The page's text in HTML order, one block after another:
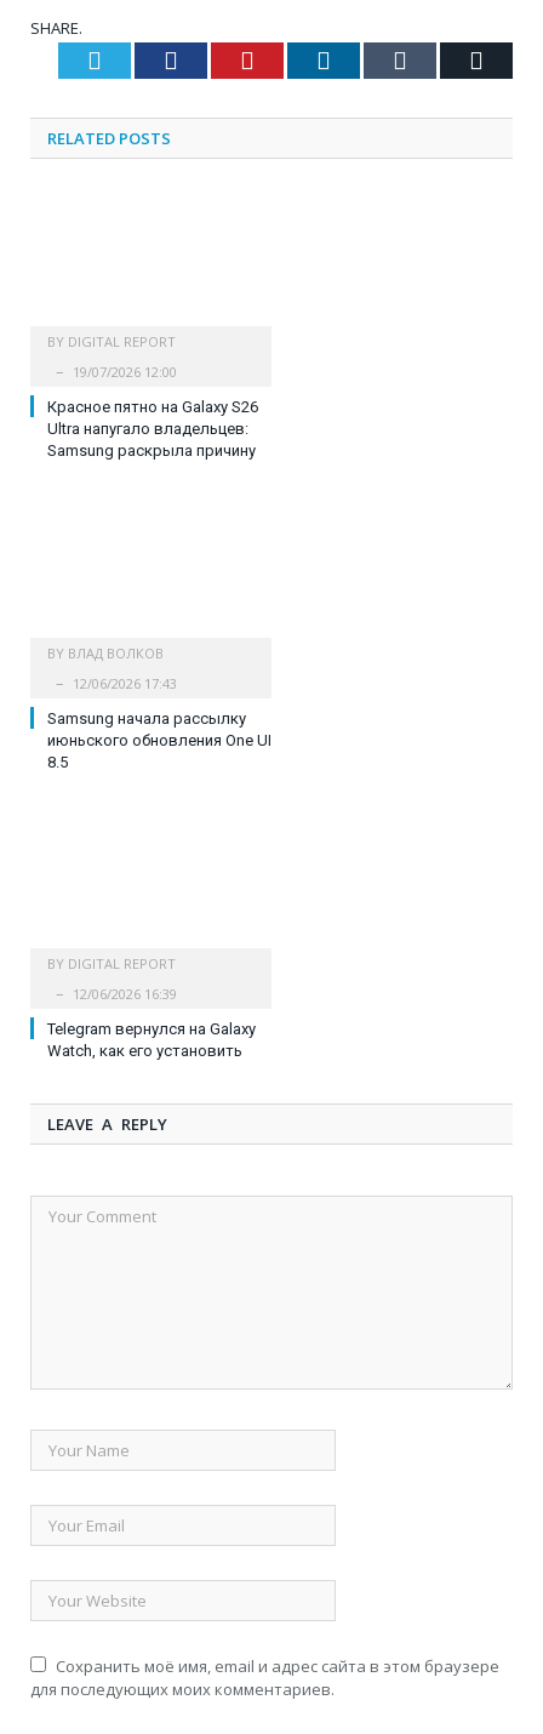
SHARE.
Twitter Facebook Pinterest LinkedIn Tumblr
RELATED POSTS
BY DIGITAL REPORT
19/07/2026 12:00
Красное пятно на Galaxy S26
Ultra напугало владельцев:
Samsung раскрыла причину
BY ВЛАД ВОЛКОВ
12/06/2026 17:43
Samsung начала рассылку
июньского обновления One UI
8.5
BY DIGITAL REPORT
12/06/2026 16:39
Telegram вернулся на Galaxy
Watch, как его установить
LEAVE A REPLY
Сохранить моё имя, email и адрес сайта в этом браузере
для последующих моих комментариев.